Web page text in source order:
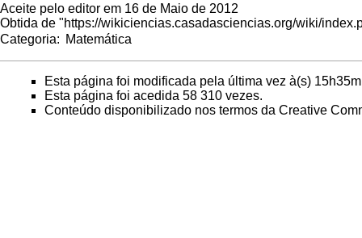
Aceite pelo editor em 16 de Maio de 2012
Obtida de "https://wikiciencias.casadasciencias.org/wiki/
Categoria: Matemática
Esta página foi modificada pela última vez à(s)
Esta página foi acedida 58 310 vezes.
Conteúdo disponibilizado nos termos da Creative